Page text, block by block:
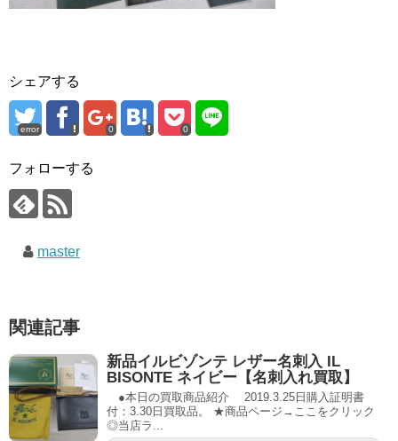
シェアする
error 0 0
フォローする
master
関連記事
新品イルビゾンテ レザー名刺入 IL
BISONTE ネイビー【名刺入れ買取】
●本日の買取商品紹介 2019.3.25日購入証明書
付：3.30日買取品。 ★商品ページ→ここをクリック
◎当店ラ...